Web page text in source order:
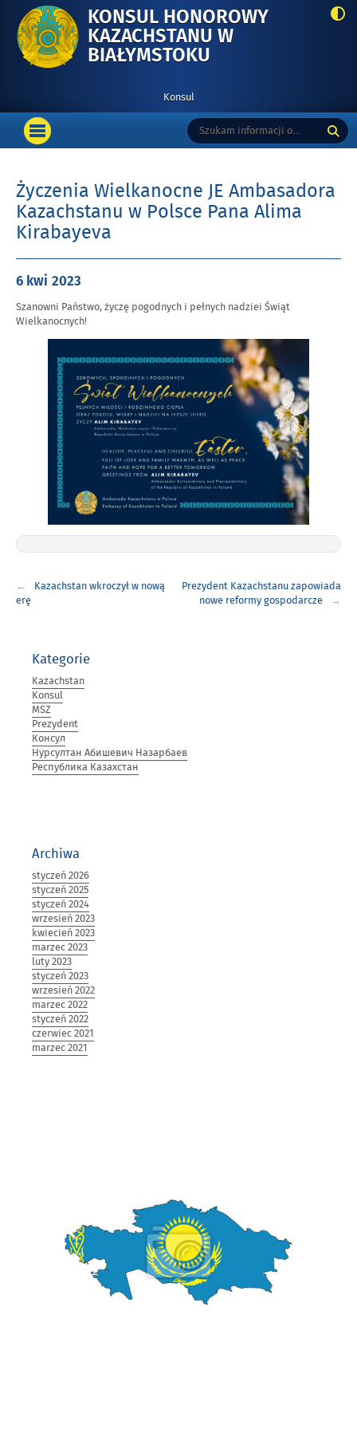
KONSUL HONOROWY
KAZACHSTANU W
BIAŁYMSTOKU
JE
AMBASADORA
KAZACHSTANU
POLSCE
PANA
Konsul
Wyszukiwarka
Tutaj
wpisz
szukaną
Menu
podstawowe
OTWÓRZ
MENU
Życzenia Wielkanocne JE Ambasadora
Kazachstanu w Polsce Pana Alima
Kirabayeva
Opublikowano
dniu
6 kwi 2023
Szanowni Państwo, życzę pogodnych i pełnych nadziei Świąt
Wielkanocnych!
wpisuKazachstan wkroczył w nową
erę
Prezydent Kazachstanu zapowiada
nowe reformy gospodarcze
Kategorie
Kazachstan
Konsul
MSZ
Prezydent
Консул
Нурсултан Абишевич Назарбаев
Республика Казахстан
Archiwa
styczeń 2026
styczeń 2025
styczeń 2024
wrzesień 2023
kwiecień 2023
marzec 2023
luty 2023
styczeń 2023
wrzesień 2022
marzec 2022
styczeń 2022
czerwiec 2021
marzec 2021